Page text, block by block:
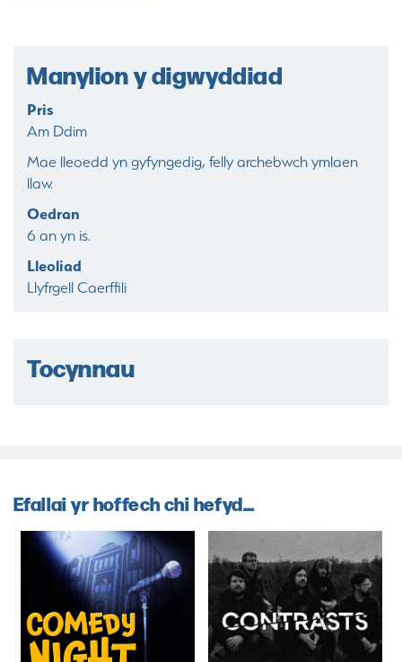
Manylion y digwyddiad
Pris
Am Ddim
Mae lleoedd yn gyfyngedig, felly archebwch ymlaen
llaw.
Oedran
6 an yn is.
Lleoliad
Llyfrgell Caerffili
Tocynnau
Efallai yr hoffech chi hefyd...